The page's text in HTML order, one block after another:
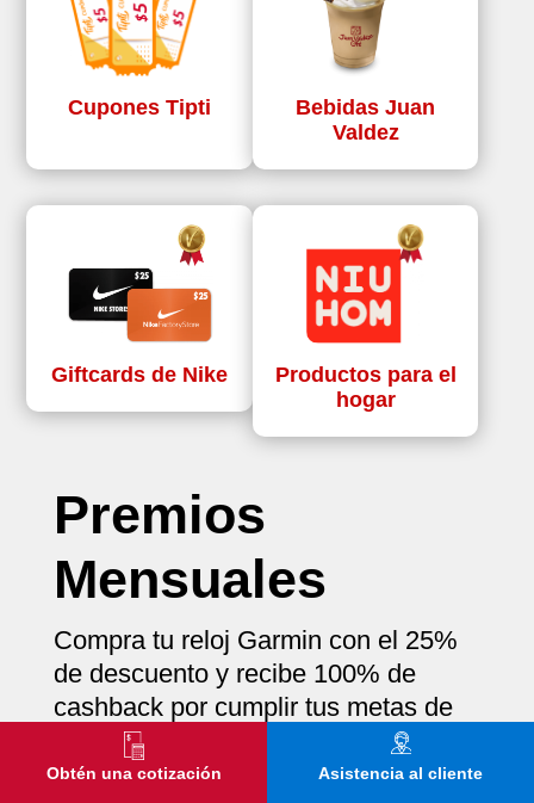
Obtén una cotización Asistencia al cliente
Cupones Tipti
Bebidas Juan
Valdez
Giftcards de Nike
Productos para el
hogar
Premios
Mensuales
Compra tu reloj Garmin con el 25%
de descuento y recibe 100% de
cashback por cumplir tus metas de
ejercicio.